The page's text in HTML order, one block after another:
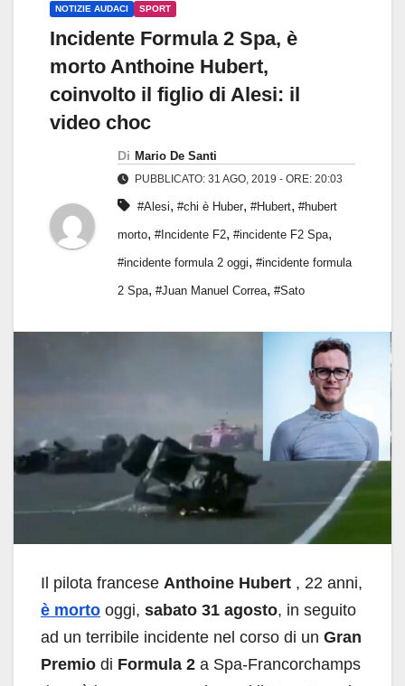
NOTIZIE AUDACI SPORT
Incidente Formula 2 Spa, è
morto Anthoine Hubert,
coinvolto il figlio di Alesi: il
video choc
Di Mario De Santi
PUBBLICATO: 31 AGO, 2019 - ORE: 20:03
#Alesi, #chi è Huber, #Hubert, #hubert
morto, #Incidente F2, #incidente F2 Spa,
#incidente formula 2 oggi, #incidente formula
2 Spa, #Juan Manuel Correa, #Sato
Il pilota francese Anthoine Hubert , 22 anni,
è morto oggi, sabato 31 agosto, in seguito
ad un terribile incidente nel corso di un Gran
Premio di Formula 2 a Spa-Francorchamps